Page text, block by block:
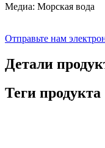
Медиа: Морская вода
Отправьте нам
Детали
Теги продукта